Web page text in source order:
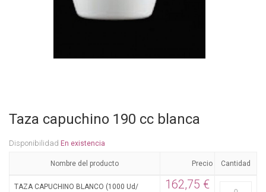
Taza capuchino 190 cc blanca
Disponibilidad En existencia
Nombre del producto Precio Cantidad
TAZA CAPUCHINO BLANCO (1000 Ud/
162,75 €